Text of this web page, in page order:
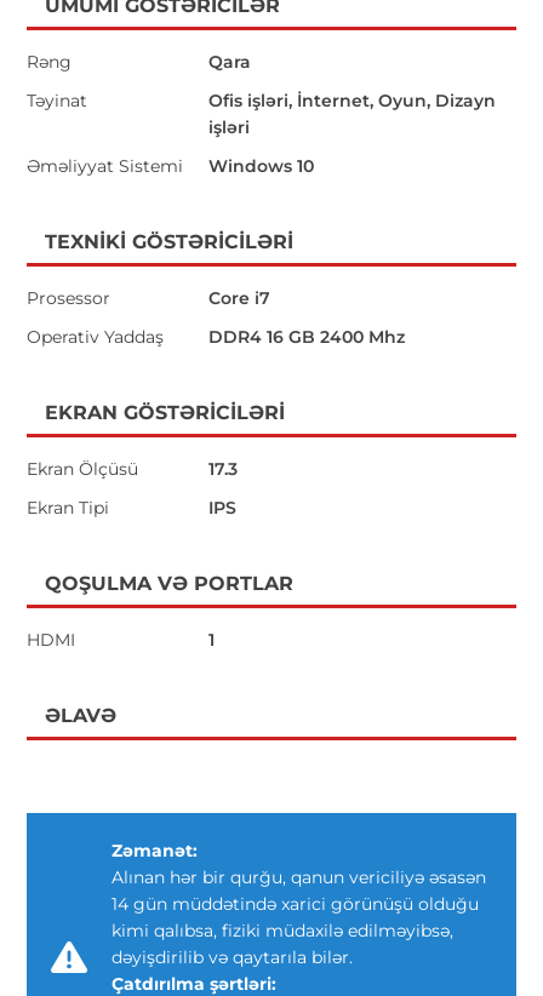
ÜMUMI GÖSTƏRICILƏR
Rəng
Qara
Təyinat
Ofis işləri, İnternet, Oyun, Dizayn
işləri
Əməliyyat Sistemi
Windows 10
TEXNIKI GÖSTƏRICILƏRI
Prosessor
Core i7
Operativ Yaddaş
DDR4 16 GB 2400 Mhz
EKRAN GÖSTƏRICILƏRI
Ekran Ölçüsü
17.3
Ekran Tipi
IPS
QOŞULMA VƏ PORTLAR
HDMI 1
ƏLAVƏ
Zəmanət:
Alınan hər bir qurğu, qanun vericiliyə əsasən
14 gün müddətində xarici görünüşü olduğu
kimi qalıbsa, fiziki müdaxilə edilməyibsə,
dəyişdirilib və qaytarıla bilər.
Çatdırılma şərtləri: